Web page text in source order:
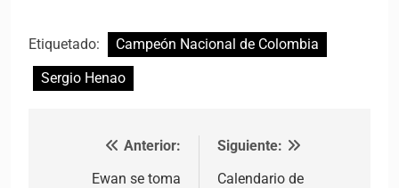
Etiquetado:
Campeón Nacional de Colombia
Sergio Henao
Navegación de entradas
Anterior:
Ewan se toma
Siguiente:
Calendario de